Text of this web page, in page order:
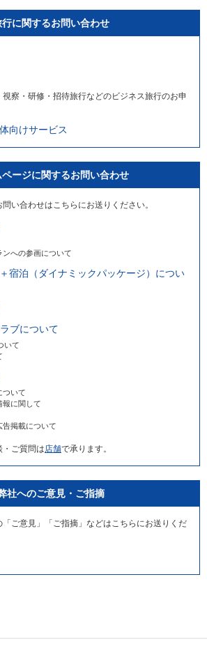
行に関するお問い合わせ
察・研修・招待旅行などのビジネス旅行のお申
向けサービス
ージに関するお問い合わせ
い合わせはこちらにお送りください。
ンへの参画について
宿泊（ダイナミックパッケージ）につい
ブについて
いて
ついて
報に関して
告掲載について
ご質問は 店舗で承ります。
社へのご意見・ご指摘
ご意見」「ご指摘」などはこちらにお送りくだ